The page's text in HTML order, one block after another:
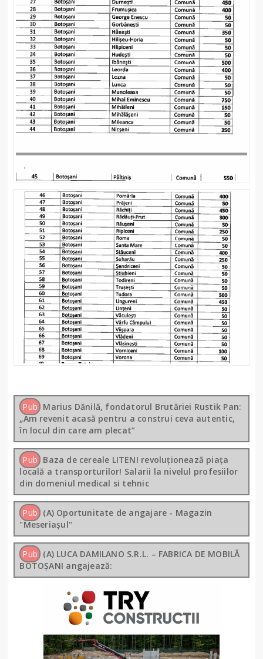
Pub Marius Dănilă, fondatorul Brutăriei Rustik Pan:
„Am revenit acasă pentru a construi ceva autentic,
în locul din care am plecat”
Pub Baza de cereale LITENI revoluționează piața
locală a transporturilor! Salarii la nivelul profesiilor
din domeniul medical si tehnic
Pub (A) Oportunitate de angajare - Magazin
"Meseriașul"
Pub (A) LUCA DAMILANO S.R.L. – FABRICA DE MOBILĂ
BOTOȘANI angajează: